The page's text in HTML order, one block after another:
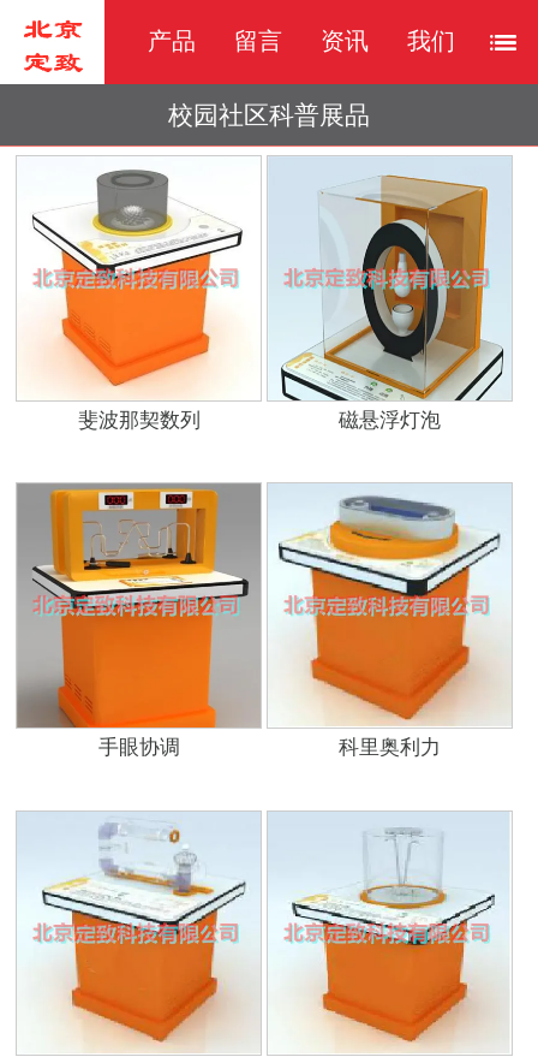
产品 留言 资讯 我们
校园社区科普展品
斐波那契数列 磁悬浮灯泡
手眼协调 科里奥利力